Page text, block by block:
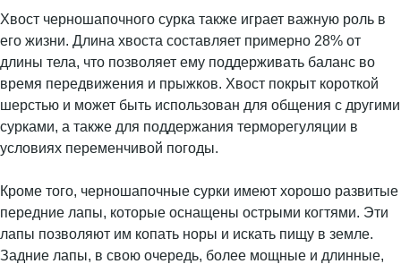
Хвост черношапочного сурка также играет важную роль в
его жизни. Длина хвоста составляет примерно 28% от
длины тела, что позволяет ему поддерживать баланс во
время передвижения и прыжков. Хвост покрыт короткой
шерстью и может быть использован для общения с другими
сурками, а также для поддержания терморегуляции в
условиях переменчивой погоды.
Кроме того, черношапочные сурки имеют хорошо развитые
передние лапы, которые оснащены острыми когтями. Эти
лапы позволяют им копать норы и искать пищу в земле.
Задние лапы, в свою очередь, более мощные и длинные,